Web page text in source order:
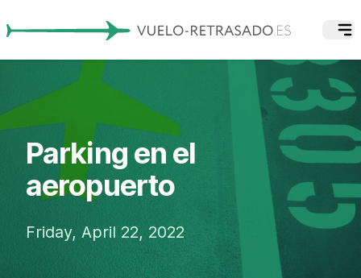
Parking en el
aeropuerto
Friday, April 22, 2022